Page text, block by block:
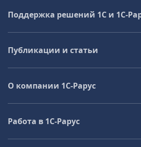
Поддержка решений 1С и
Публикации и статьи
О компании 1C-Рарус
Работа в 1С‑Рарус